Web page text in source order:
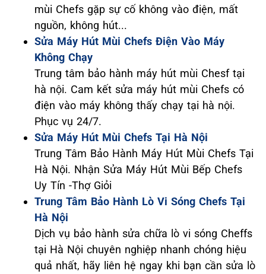
mùi Chefs gặp sự cố không vào điện, mất
nguồn, không hút...
Sửa Máy Hút Mùi Chefs Điện Vào Máy
Không Chạy
Trung tâm bảo hành máy hút mùi Chesf tại
hà nội. Cam kết sửa máy hút mùi Chefs có
điện vào máy không thấy chạy tại hà nội.
Phục vụ 24/7.
Sửa Máy Hút Mùi Chefs Tại Hà Nội
Trung Tâm Bảo Hành Máy Hút Mùi Chefs Tại
Hà Nội. Nhận Sửa Máy Hút Mùi Bếp Chefs
Uy Tín -Thợ Giỏi
Trung Tâm Bảo Hành Lò Vi Sóng Chefs Tại
Hà Nội
Dịch vụ bảo hành sửa chữa lò vi sóng Cheffs
tại Hà Nội chuyên nghiệp nhanh chóng hiệu
quả nhất, hãy liên hệ ngay khi bạn cần sửa lò